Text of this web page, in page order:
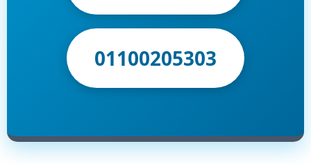
01100205303